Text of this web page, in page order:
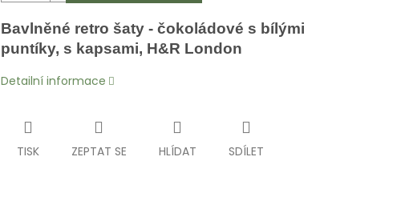
Bavlněné retro šaty - čokoládové s bílými
puntíky, s kapsami, H&R London
Detailní informace
TISK ZEPTAT SE HLÍDAT SDÍLET